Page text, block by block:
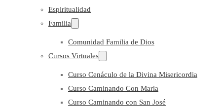
Espiritualidad
Familia
Comunidad Familia de Dios
Cursos Virtuales
Curso Cenáculo de la Divina Misericordia
Curso Caminando Con Maria
Curso Caminando con San José